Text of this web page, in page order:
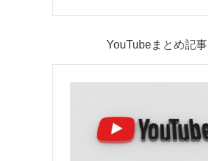
YouTubeまとめ記事